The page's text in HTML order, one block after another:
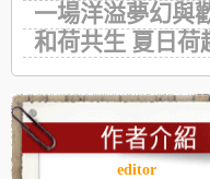
一場洋溢夢幻與
和荷共生 夏日荷
editor